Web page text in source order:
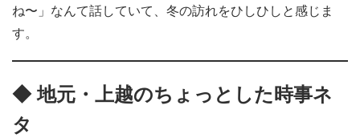
ね〜」なんて話していて、冬の訪れをひしひしと感じま
す。
◆ 地元・上越のちょっとした時事ネ
タ